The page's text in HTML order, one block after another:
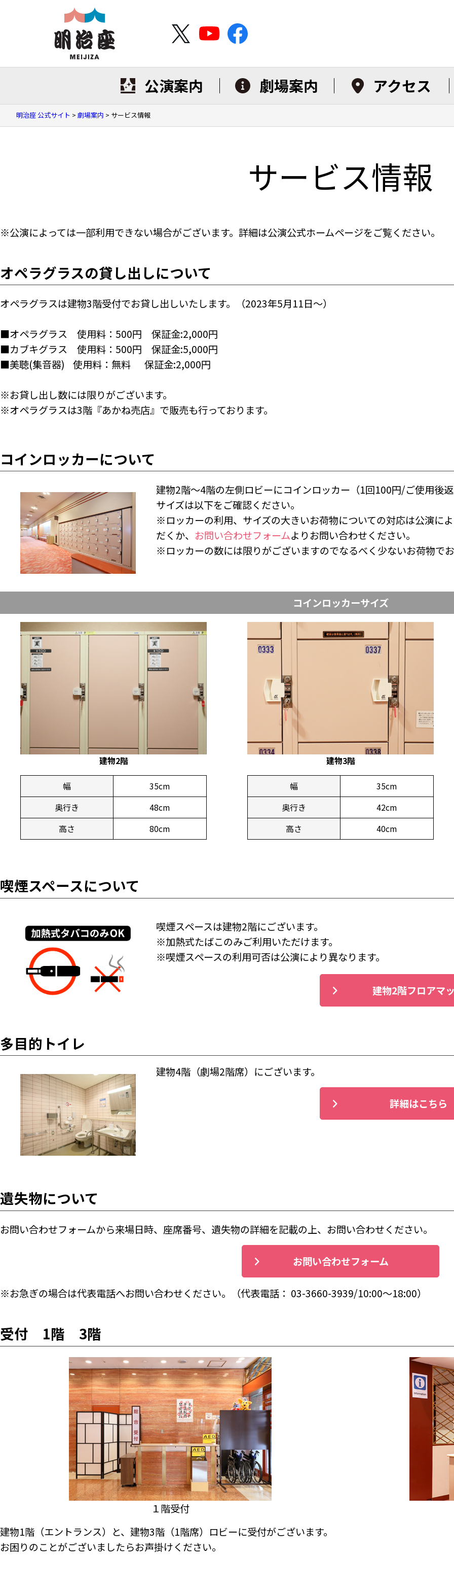
公演案内 劇場案内 アクセス
明治座 公式サイト > 劇場案内 > サービス情報
サービス情報
※公演によっては一部利用できない場合がございます。詳細は公演公式ホームページをご覧ください。
オペラグラスの貸し出しについて
オペラグラスは建物3階受付でお貸し出しいたします。（2023年5月11日～）
■オペラグラス 使用料：500円 保証金:2,000円
■カブキグラス 使用料：500円 保証金:5,000円
■美聴(集音器) 使用料：無料 保証金:2,000円
※お貸し出し数には限りがございます。
※オペラグラスは3階『あかね売店』で販売も行っております。
コインロッカーについて
建物2階～4階の左側ロビーにコインロッカー（1回100円/ご使用後
サイズは以下をご確認ください。
※ロッカーの利用、サイズの大きいお荷物についての対応は公演に
だくか、 お問い合わせフォームよりお問い合わせください。
※ロッカーの数には限りがございますのでなるべく少ないお荷物で
コインロッカーサイズ
建物2階
幅
35cm
奥行き
48cm
高さ
80cm
建物3階
幅
35cm
奥行き
42cm
高さ
40cm
喫煙スペースについて
喫煙スペースは建物2階にございます。
※加熱式たばこのみご利用いただけます。
※喫煙スペースの利用可否は公演により異なります。
建物2階フロアマ
多目的トイレ
建物4階（劇場2階席）にございます。
詳細はこちら
遺失物について
お問い合わせフォームから来場日時、座席番号、遺失物の詳細を記載の上、お問い合わせください。
お問い合わせフォーム
※お急ぎの場合は代表電話へお問い合わせください。（代表電話： 03-3660-3939/10:00〜18:00）
受付 1階 3階
１階受付
建物1階（エントランス）と、建物3階（1階席）ロビーに受付がございます。
お困りのことがございましたらお声掛けください。